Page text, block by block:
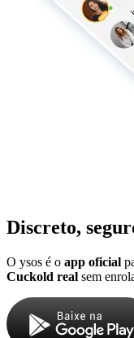
Discreto,
O ysos é o app oficial
Cuckold real sem